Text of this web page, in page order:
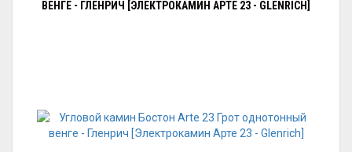
ВЕНГЕ - ГЛЕНРИЧ [ЭЛЕКТРОКАМИН АРТЕ 23 - GLENRICH]